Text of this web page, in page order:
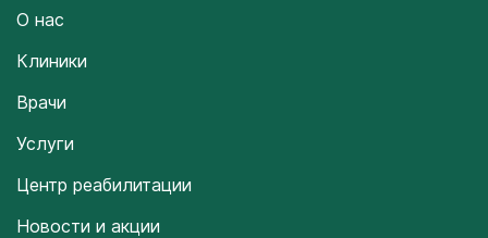
О нас
Клиники
Врачи
Услуги
Центр реабилитации
Новости и акции